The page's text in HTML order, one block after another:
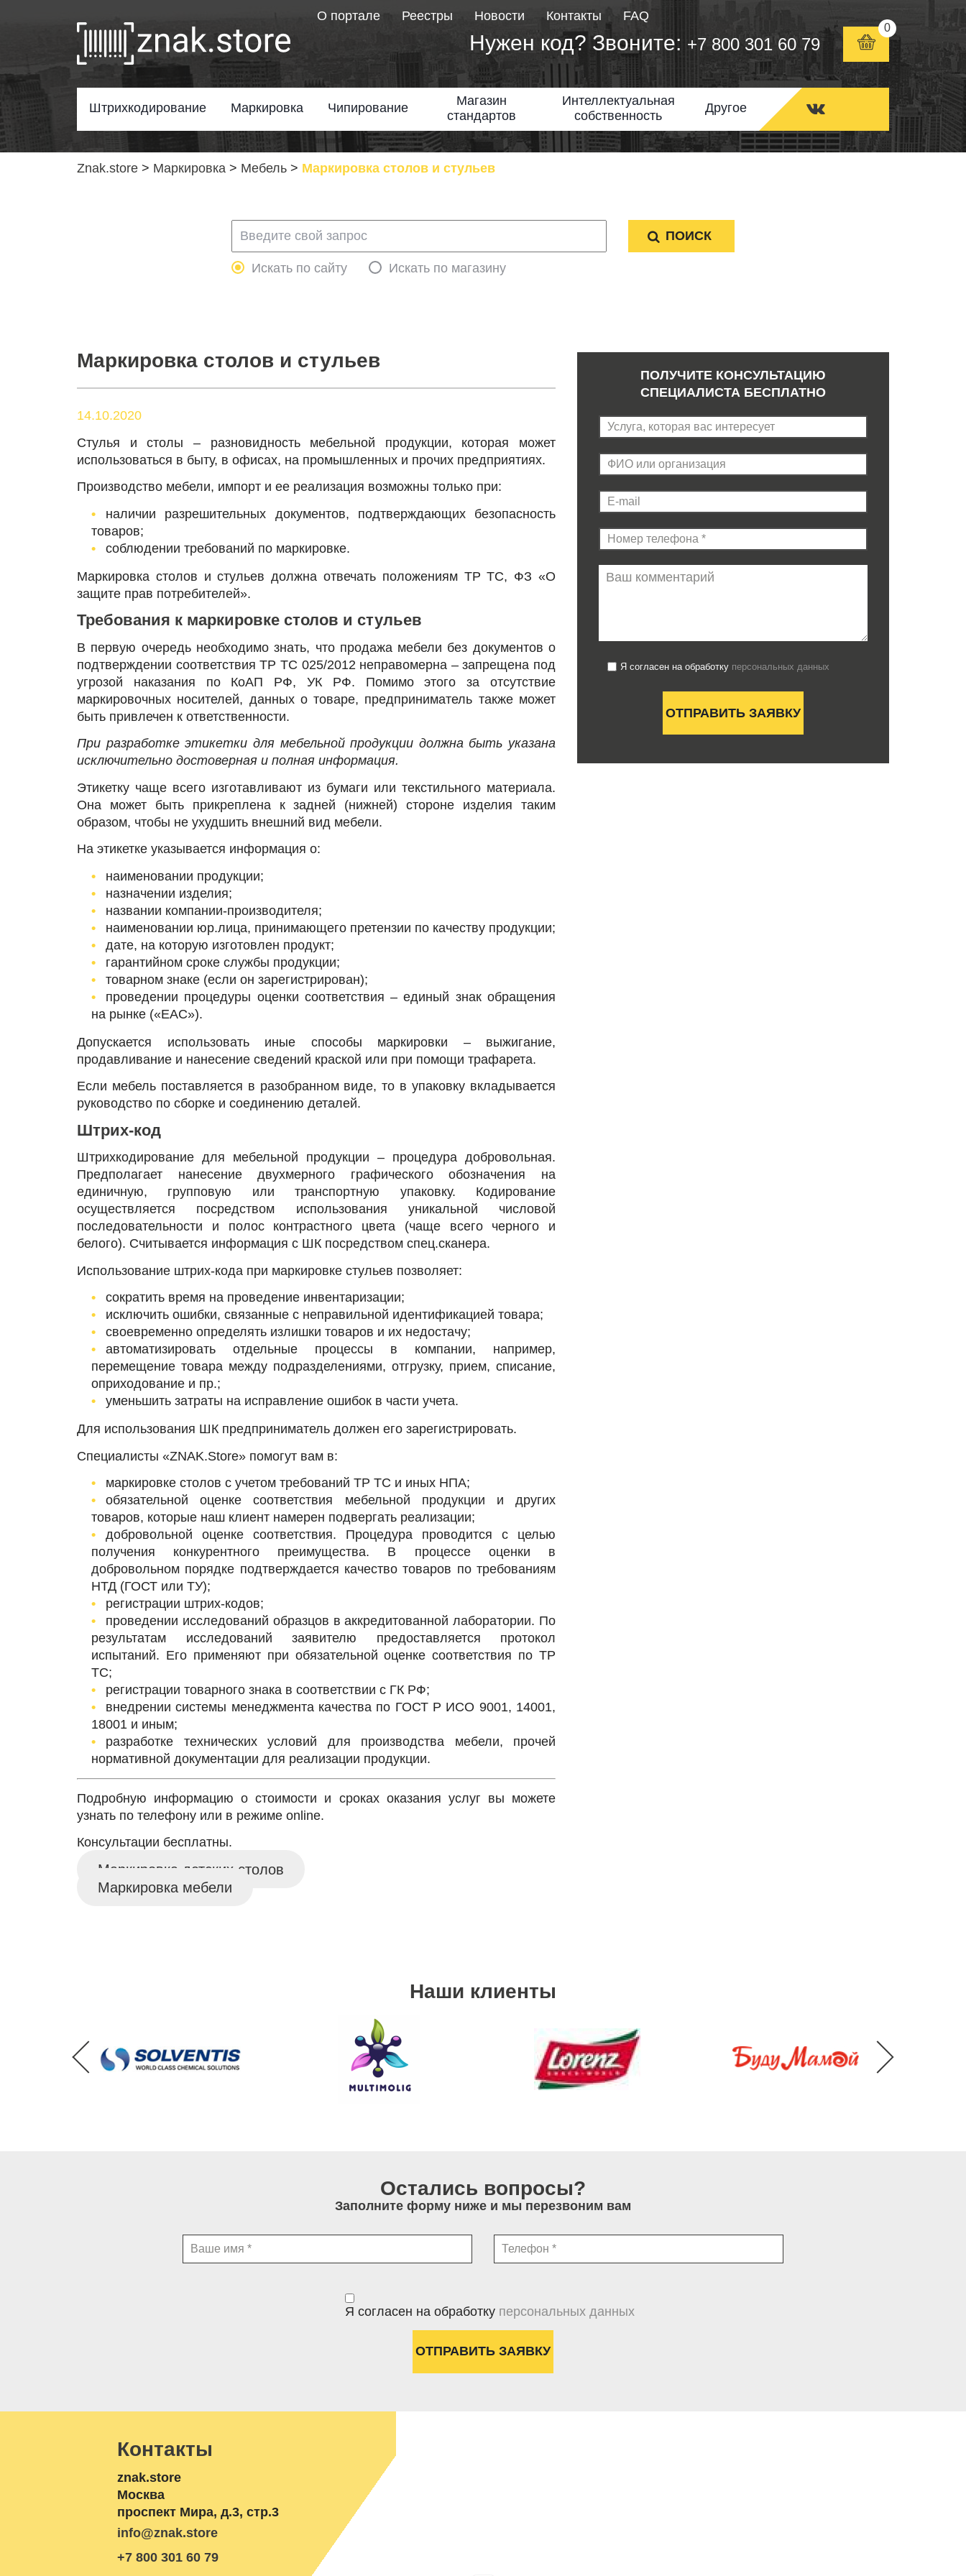
О портале Реестры Новости Контакты FAQ
Нужен код? Звоните: +7 800 301 60 79
0
Штрихкодирование Маркировка Чипирование
Магазин
стандартов
Интеллектуальная
собственность
Другое
Znak.store > Маркировка > Мебель > Маркировка столов и стульев
Искать по сайту Искать по магазину
Маркировка столов и стульев
14.10.2020
Стулья и столы – разновидность мебельной продукции, которая может
использоваться в быту, в офисах, на промышленных и прочих предприятиях.
Производство мебели, импорт и ее реализация возможны только при:
наличии разрешительных документов, подтверждающих безопасность
товаров;
соблюдении требований по маркировке.
Маркировка столов и стульев должна отвечать положениям ТР ТС, ФЗ «О
защите прав потребителей».
Требования к маркировке столов и стульев
В первую очередь необходимо знать, что продажа мебели без документов о
подтверждении соответствия ТР ТС 025/2012 неправомерна – запрещена под
угрозой наказания по КоАП РФ, УК РФ. Помимо этого за отсутствие
маркировочных носителей, данных о товаре, предприниматель также может
быть привлечен к ответственности.
При разработке этикетки для мебельной продукции должна быть указана
исключительно достоверная и полная информация.
Этикетку чаще всего изготавливают из бумаги или текстильного материала.
Она может быть прикреплена к задней (нижней) стороне изделия таким
образом, чтобы не ухудшить внешний вид мебели.
На этикетке указывается информация о:
наименовании продукции;
назначении изделия;
названии компании-производителя;
наименовании юр.лица, принимающего претензии по качеству продукции;
дате, на которую изготовлен продукт;
гарантийном сроке службы продукции;
товарном знаке (если он зарегистрирован);
проведении процедуры оценки соответствия – единый знак обращения
на рынке («ЕАС»).
Допускается использовать иные способы маркировки – выжигание,
продавливание и нанесение сведений краской или при помощи трафарета.
Если мебель поставляется в разобранном виде, то в упаковку вкладывается
руководство по сборке и соединению деталей.
Штрих-код
Штрихкодирование для мебельной продукции – процедура добровольная.
Предполагает нанесение двухмерного графического обозначения на
единичную, групповую или транспортную упаковку. Кодирование
осуществляется посредством использования уникальной числовой
последовательности и полос контрастного цвета (чаще всего черного и
белого). Считывается информация с ШК посредством спец.сканера.
Использование штрих-кода при маркировке стульев позволяет:
сократить время на проведение инвентаризации;
исключить ошибки, связанные с неправильной идентификацией товара;
своевременно определять излишки товаров и их недостачу;
автоматизировать отдельные процессы в компании, например,
перемещение товара между подразделениями, отгрузку, прием, списание,
оприходование и пр.;
уменьшить затраты на исправление ошибок в части учета.
Для использования ШК предприниматель должен его зарегистрировать.
Специалисты «ZNAK.Store» помогут вам в:
маркировке столов с учетом требований ТР ТС и иных НПА;
обязательной оценке соответствия мебельной продукции и других
товаров, которые наш клиент намерен подвергать реализации;
добровольной оценке соответствия. Процедура проводится с целью
получения конкурентного преимущества. В процессе оценки в
добровольном порядке подтверждается качество товаров по требованиям
НТД (ГОСТ или ТУ);
регистрации штрих-кодов;
проведении исследований образцов в аккредитованной лаборатории. По
результатам исследований заявителю предоставляется протокол
испытаний. Его применяют при обязательной оценке соответствия по ТР
ТС;
регистрации товарного знака в соответствии с ГК РФ;
внедрении системы менеджмента качества по ГОСТ Р ИСО 9001, 14001,
18001 и иным;
разработке технических условий для производства мебели, прочей
нормативной документации для реализации продукции.
Подробную информацию о стоимости и сроках оказания услуг вы можете
узнать по телефону или в режиме online.
Консультации бесплатны.
Маркировка детских столов
Маркировка мебели
ПОЛУЧИТЕ КОНСУЛЬТАЦИЮ
СПЕЦИАЛИСТА БЕСПЛАТНО
Я согласен на обработку персональных данных
Наши клиенты
Остались вопросы?
Заполните форму ниже и мы перезвоним вам
Я согласен на обработку персональных данных
Контакты
znak.store
Москва
проспект Мира, д.3, стр.3
info@znak.store
+7 800 301 60 79